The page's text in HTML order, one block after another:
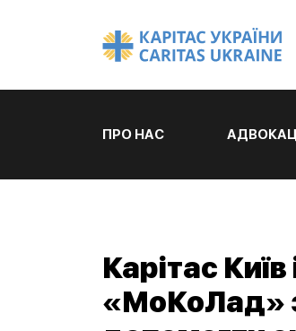
ПРО НАС
Карітас
«МоКоЛад»